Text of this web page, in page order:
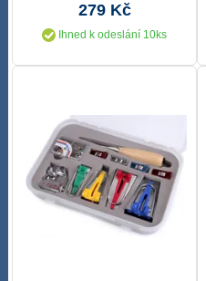
279 Kč
Ihned k odeslání 10ks